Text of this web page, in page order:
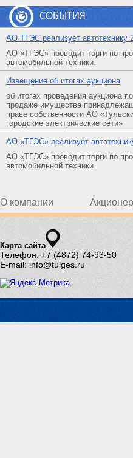
СОБЫТИЯ
АO ТГЭС реализует автотехнику
АО «ТГЭС» проводит торги по
автомобильной техники.
Извещение об итогах аукциона
об итогах проведения аукциона по
продаже имущества
праве собственности АО
городские электрические сети»
АO «ТГЭС» реализует
АО «ТГЭС» проводит торги по
автомобильной техники.
О компании
Карта сайта
Телефон: +7 (4872) 74-93-50
E-mail: info@tulges.ru